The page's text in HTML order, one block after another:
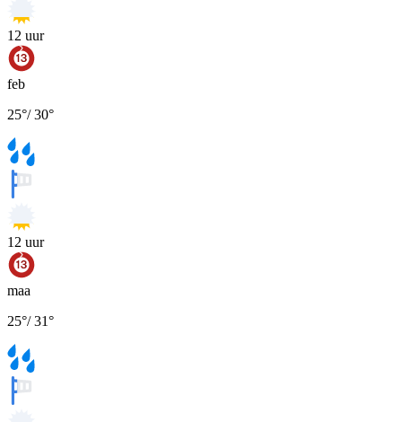
12 uur
feb
25°/30°
12 uur
maa
25°/31°